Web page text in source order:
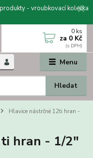
- vroubkovací kolečka
Menu
Hledat
0 ks
za 0 Kč
Hlavice nástrčné 12ti hran -
hran - 1/2"